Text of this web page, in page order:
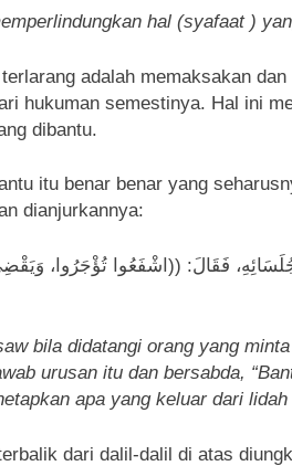
hal (syafaat )
adalah memaksakan
hukuman semestinya. Hal ini
dibantu.
itu benar benar yang
dianjurkannya:
bila didatangi orang yang
urusan itu dan bersabda,
apa yang keluar dari
dari dalil-dalil di atas